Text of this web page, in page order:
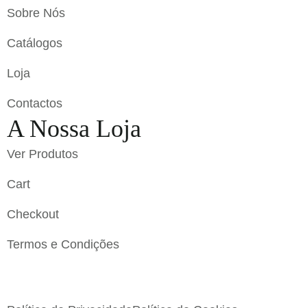
Sobre Nós
Catálogos
Loja
Contactos
A Nossa Loja
Ver Produtos
Cart
Checkout
Termos e Condições